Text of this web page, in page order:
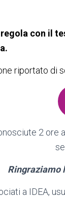
regola con il
riportato di
2 ore
Ringraziamo
a IDEA,